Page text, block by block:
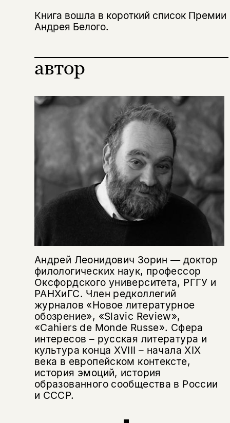
Книга вошла в короткий список Премии
Андрея Белого.
автор
Андрей Леонидович Зорин — доктор
филологических наук, профессор
Оксфордского университета, РГГУ и
РАНХиГС. Член редколлегий
журналов «Новое литературное
обозрение», «Slavic Review»,
«Cahiers de Monde Russe». Сфера
интересов – русская литература и
культура конца XVIII – начала XIX
века в европейском контексте,
история эмоций, история
образованного сообщества в России
и СССР.
Поделиться
Подписка на рассылку
Раз в неделю мы отправляем рассылку
За подписку дарим промокод на
скидку 15%
Я соглашаюсь сПолитикой конфиденциальности
подписаться
Этой книги временно
нет в продаже.
Вы можете подписаться на
на склад получить письмо на указанный
Я соглашаюсь с Политикой конфиденциальности
подписаться
Эта книга
не предназначена для
несовершеннолетних
Скажите, пожалуйста,
вам уже исполнилось 18 лет?
да
нет, вернуться назад